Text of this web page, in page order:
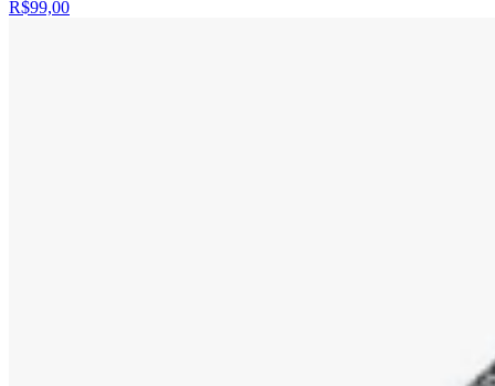
R$99,00